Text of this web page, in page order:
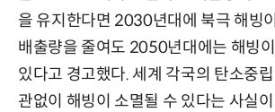
을 유지한다면 2030년대에 북극 해빙
배출량을 줄여도 2050년대에는 해빙
있다고 경고했다. 세계 각국의 탄소중
관없이 해빙이 소멸될 수 있다는 사실